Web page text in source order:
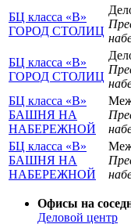
БЦ класса «B»
ГОРОД СТОЛИЦ
БЦ класса «B»
ГОРОД СТОЛИЦ
БЦ класса «B»
БАШНЯ НА
НАБЕРЕЖНОЙ
БЦ класса «B»
БАШНЯ НА
НАБЕРЕЖНОЙ
Офисы на
Деловой центр